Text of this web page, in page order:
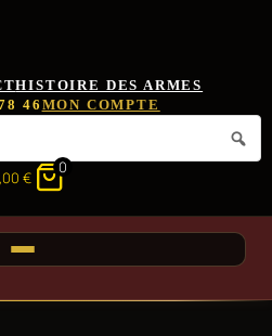
HISTOIRE DES ARMES
46 MON COMPTE
€
0